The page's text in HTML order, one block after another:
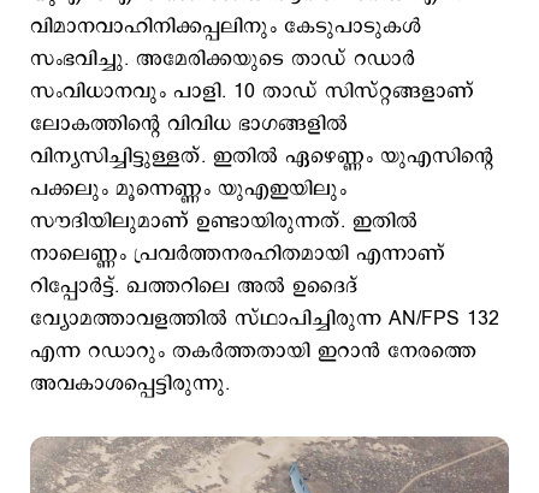
വിമാനവാഹിനിക്കപ്പലിനും കേടുപാടുകള്‍
സംഭവിച്ചു. അമേരിക്കയുടെ താഡ് റഡാര്‍
സംവിധാനവും പാളി. 10 താഡ് സിസ്റ്റങ്ങളാണ്
ലോകത്തിന്‍റെ വിവിധ ഭാഗങ്ങളില്‍
വിന്യസിച്ചിട്ടുള്ളത്. ഇതില്‍ ഏഴെണ്ണം യുഎസിന്‍റെ
പക്കലും മൂന്നെണ്ണം യുഎഇയിലും
സൗദിയിലുമാണ് ഉണ്ടായിരുന്നത്. ഇതില്‍
നാലെണ്ണം പ്രവര്‍ത്തനരഹിതമായി എന്നാണ്
റിപ്പോര്‍ട്ട്. ഖത്തറിലെ അല്‍ ഉദൈദ്
വ്യോമത്താവളത്തില്‍ സ്ഥാപിച്ചിരുന്ന AN/FPS 132
എന്ന റഡാറും തകര്‍ത്തതായി ഇറാന്‍ നേരത്തെ
അവകാശപ്പെട്ടിരുന്നു.